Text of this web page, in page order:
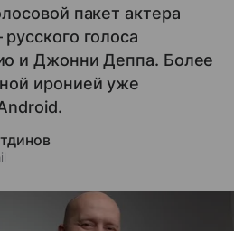
пакет актера
голоса
и Джонни Деппа. Более
иронией уже